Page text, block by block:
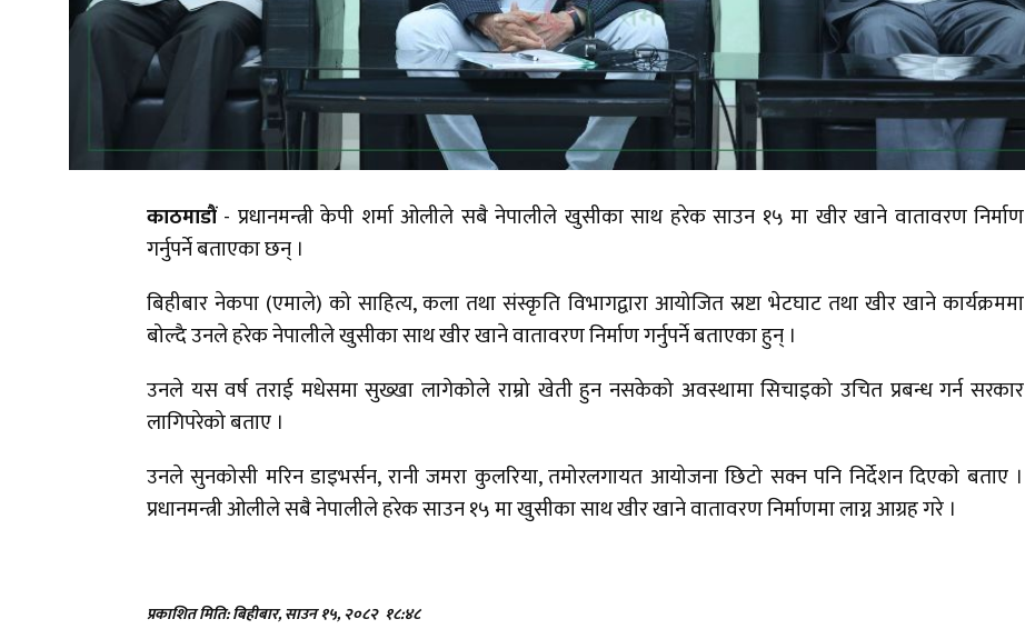
काठमाडौं- प्रधानमन्त्री केपी शर्मा ओलीले सबै नेपालीले खुसीका साथ हरेक साउन १५ मा खीर खाने वातावरण निर्माण
गर्नुपर्ने बताएका छन् ।
बिहीबार नेकपा (एमाले) को साहित्य, कला तथा संस्कृति विभागद्वारा आयोजित स्रष्टा भेटघाट तथा खीर खाने कार्यक्रममा
बोल्दै उनले हरेक नेपालीले खुसीका साथ खीर खाने वातावरण निर्माण गर्नुपर्ने बताएका हुन् ।
उनले यस वर्ष तराई मधेसमा सुख्खा लागेकोले राम्रो खेती हुन नसकेको अवस्थामा सिचाइको उचित प्रबन्ध गर्न सरकार
लागिपरेको बताए ।
उनले सुनकोसी मरिन डाइभर्सन, रानी जमरा कुलरिया, तमोरलगायत आयोजना छिटो सक्न पनि निर्देशन दिएको बताए ।
प्रधानमन्त्री ओलीले सबै नेपालीले हरेक साउन १५ मा खुसीका साथ खीर खाने वातावरण निर्माणमा लाग्न आग्रह गरे ।
प्रकाशित मिति: बिहीबार, साउन १५, २०८२ १८:४८